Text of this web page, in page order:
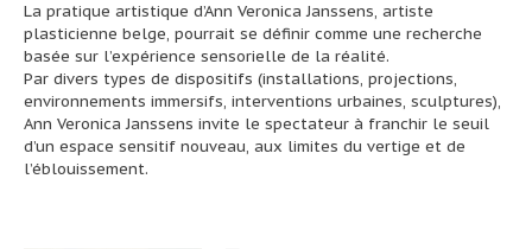
La pratique artistique d’Ann Veronica Janssens, artiste
plasticienne belge, pourrait se définir comme une recherche
basée sur l’expérience sensorielle de la réalité.
Par divers types de dispositifs (installations, projections,
environnements immersifs, interventions urbaines, sculptures),
Ann Veronica Janssens invite le spectateur à franchir le seuil
d’un espace sensitif nouveau, aux limites du vertige et de
l’éblouissement.